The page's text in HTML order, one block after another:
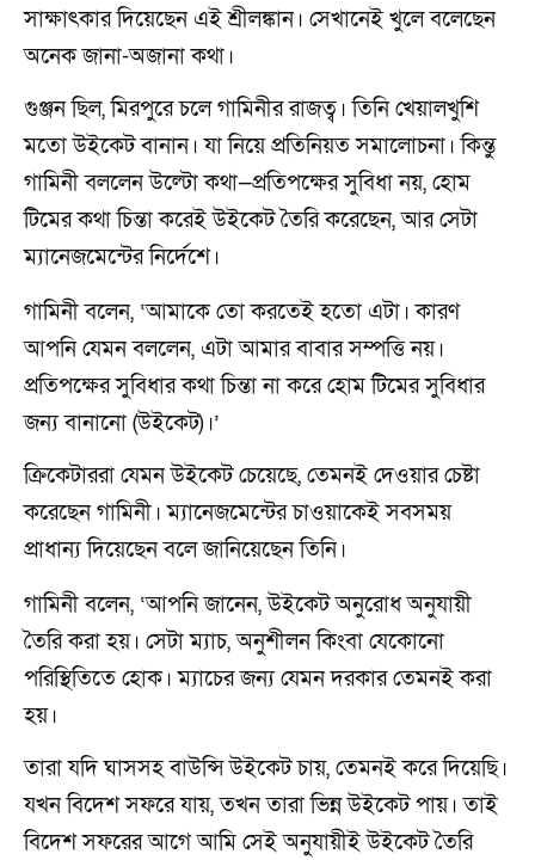
সাক্ষাৎকার দিয়েছেন এই শ্রীলঙ্কান। সেখানেই খুলে বলেছেন
অনেক জানা-অজানা কথা।
গুঞ্জন ছিল, মিরপুরে চলে গামিনীর রাজত্ব। তিনি খেয়ালখুশি
মতো উইকেট বানান। যা নিয়ে প্রতিনিয়ত সমালোচনা। কিন্তু
গামিনী বললেন উল্টো কথা—প্রতিপক্ষের সুবিধা নয়, হোম
টিমের কথা চিন্তা করেই উইকেট তৈরি করেছেন, আর সেটা
ম্যানেজমেন্টের নির্দেশে।
গামিনী বলেন, ‘আমাকে তো করতেই হতো এটা। কারণ
আপনি যেমন বললেন, এটা আমার বাবার সম্পত্তি নয়।
প্রতিপক্ষের সুবিধার কথা চিন্তা না করে হোম টিমের সুবিধার
জন্য বানানো (উইকেট)।’
ক্রিকেটাররা যেমন উইকেট চেয়েছে, তেমনই দেওয়ার চেষ্টা
করেছেন গামিনী। ম্যানেজমেন্টের চাওয়াকেই সবসময়
প্রাধান্য দিয়েছেন বলে জানিয়েছেন তিনি।
গামিনী বলেন, ‘আপনি জানেন, উইকেট অনুরোধ অনুযায়ী
তৈরি করা হয়। সেটা ম্যাচ, অনুশীলন কিংবা যেকোনো
পরিস্থিতিতে হোক। ম্যাচের জন্য যেমন দরকার তেমনই করা
হয়।
তারা যদি ঘাসসহ বাউন্সি উইকেট চায়, তেমনই করে দিয়েছি।
যখন বিদেশ সফরে যায়, তখন তারা ভিন্ন উইকেট পায়। তাই
বিদেশ সফরের আগে আমি সেই অনুযায়ীই উইকেট তৈরি